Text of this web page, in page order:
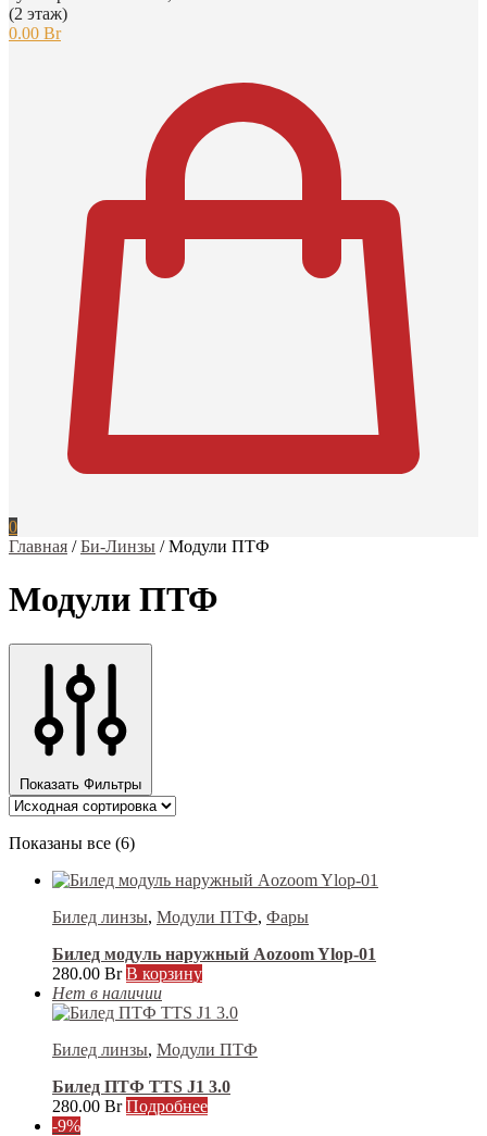
(2 этаж)
0.00 Br
0
Главная /Би-Линзы /Модули ПТФ
Модули ПТФ
Показать Фильтры
Показаны все (6)
Билед линзы, Модули ПТФ, Фары
Билед модуль наружный Aozoom Ylop-01
280.00 Br В корзину
Нет в наличии
Билед линзы, Модули ПТФ
Билед ПТФ TTS J1 3.0
280.00 Br Подробнее
-9%